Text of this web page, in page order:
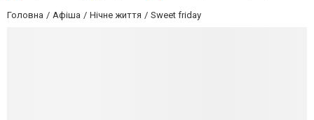
Головна Афіша Нічне життя Sweet friday